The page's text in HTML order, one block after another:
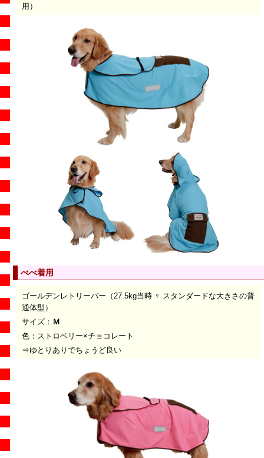
用）
べべ着用
ゴールデンレトリーバー（27.5kg当時 ♀ スタンダードな大きさの普
通体型）
サイズ： Ｍ
色：ストロベリー×チョコレート
⇒ゆとりありでちょうど良い